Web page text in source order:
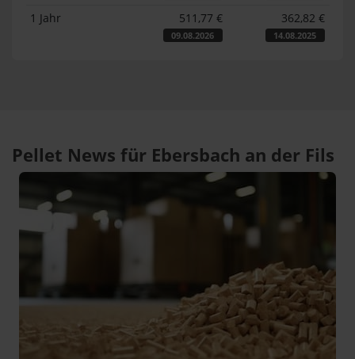
1 Jahr 511,77 €
09.08.2026
362,82 €
14.08.2025
Pellet News für Ebersbach an der Fils